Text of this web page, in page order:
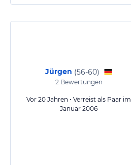
Jürgen (56-60)
2Bewertungen
Vor 20 Jahren • Verreist als Paar im
Januar 2006